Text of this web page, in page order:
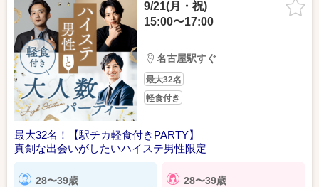
9/21(月・祝)
15:00〜17:00
名古屋駅すぐ
最大32名
軽食付き
最大32名！【駅チカ軽食付きPARTY】
真剣な出会いがしたいハイステ男性限定
28〜39歳 28〜39歳